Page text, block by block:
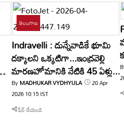
0
Bookmarks
My Profile
Log Out
తెలంగాణ
Indravelli : దున్నేవాడికే భూమి
దక్కాలని ఒక్కటిగా...ఇంద్రవెల్లి
మారణహోమానికి నేటికి 45 ఏళ్లు...
ByMADHUKAR VYDHYULA
20 Apr
202610:15IST
షేర్ చేయండి